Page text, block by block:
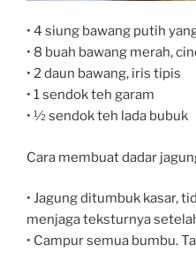
• 4 siung bawang putih
• 8 buah bawang merah,
• 2 daun bawang, iris tipis
• 1 sendok teh garam
• ½ sendok teh lada bubuk
Cara membuat dadar
• Jagung ditumbuk kasar,
menjaga teksturnya
• Campur semua bumbu.